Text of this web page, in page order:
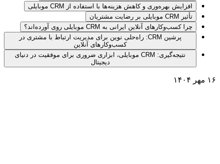
افزایش بهره‌وری و کاهش هزینه‌ها با استفاده از CRM موبایلی
تأثیر CRM موبایلی بر رضایت مشتریان
چرا کسب‌وکارهای آنلاین ایرانی به CRM موبایلی روی آورده‌اند؟
پرشین CRM: راه‌حلی نوین برای مدیریت ارتباط با مشتری در
کسب‌وکارهای آنلاین
نتیجه‌گیری: CRM موبایلی، ابزاری ضروری برای موفقیت در دنیای
دیجیتال
۱۶ مهر ۱۴۰۴